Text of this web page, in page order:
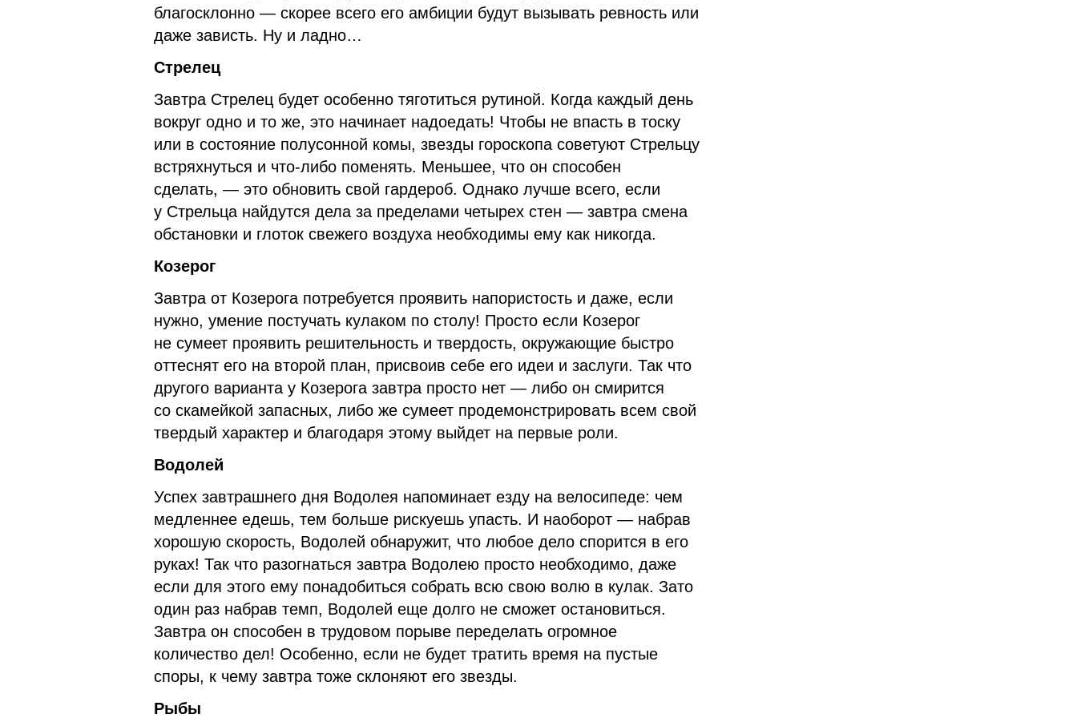
благосклонно — скорее всего его амбиции будут вызывать ревность или
даже зависть. Ну и ладно…
Стрелец
Завтра Стрелец будет особенно тяготиться рутиной. Когда каждый день
вокруг одно и то же, это начинает надоедать! Чтобы не впасть в тоску
или в состояние полусонной комы, звезды гороскопа советуют Стрельцу
встряхнуться и что-либо поменять. Меньшее, что он способен
сделать, — это обновить свой гардероб. Однако лучше всего, если
у Стрельца найдутся дела за пределами четырех стен — завтра смена
обстановки и глоток свежего воздуха необходимы ему как никогда.
Козерог
Завтра от Козерога потребуется проявить напористость и даже, если
нужно, умение постучать кулаком по столу! Просто если Козерог
не сумеет проявить решительность и твердость, окружающие быстро
оттеснят его на второй план, присвоив себе его идеи и заслуги. Так что
другого варианта у Козерога завтра просто нет — либо он смирится
со скамейкой запасных, либо же сумеет продемонстрировать всем свой
твердый характер и благодаря этому выйдет на первые роли.
Водолей
Успех завтрашнего дня Водолея напоминает езду на велосипеде: чем
медленнее едешь, тем больше рискуешь упасть. И наоборот — набрав
хорошую скорость, Водолей обнаружит, что любое дело спорится в его
руках! Так что разогнаться завтра Водолею просто необходимо, даже
если для этого ему понадобиться собрать всю свою волю в кулак. Зато
один раз набрав темп, Водолей еще долго не сможет остановиться.
Завтра он способен в трудовом порыве переделать огромное
количество дел! Особенно, если не будет тратить время на пустые
споры, к чему завтра тоже склоняют его звезды.
Рыбы